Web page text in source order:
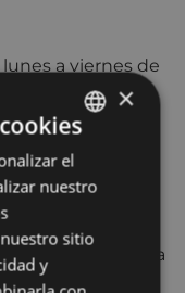
a viernes de
viernes de 16:00 a
BASQUE
SPANISH
×
el
nuestro
sitio
y